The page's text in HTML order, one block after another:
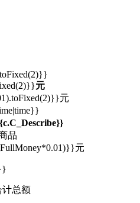
元
元
品
元
总额